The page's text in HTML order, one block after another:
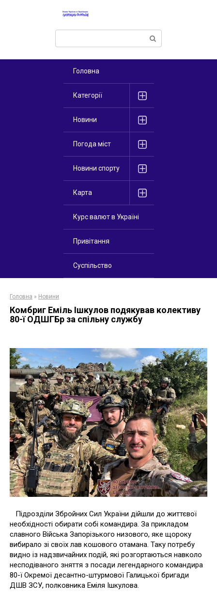
Поиск:
Головна
Категорії
Новини
Погода міст
Новини спорту
Карта
Курс валют в Україні
Привітання
Суспільство
Головна » Новини
Комбриг Еміль Ішкулов подякував колективу
80-ї ОДШГБр за спільну службу
Підрозділи Збройних Сил України дійшли до життєвої
необхідності обирати собі командира. За прикладом
славного Війська Запорізького низового, яке щороку
вибирало зі своїх лав кошового отамана. Таку потребу
видно із надзвичайних подій, які розгортаються навколо
несподіваного зняття з посади легендарного командира
80-ї Окремої десантно-штурмової Галицької бригади
ДШВ ЗСУ, полковника Еміля Ішкулова.